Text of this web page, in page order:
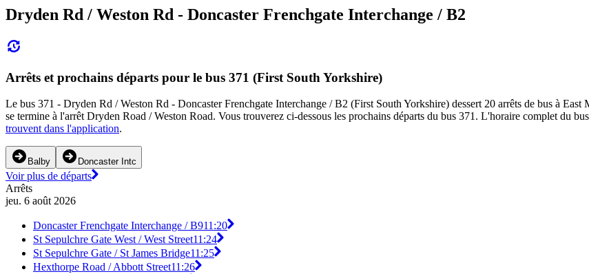
Dryden Rd / Weston Rd - Doncaster Frenchgate Interchange / B2
Arrêts et prochains départs pour le bus 371 (First South Yorkshire)
Le bus 371 - Dryden Rd / Weston Rd - Doncaster Frenchgate Interchange / B2 (First South Yorkshire) dessert 20 arrêts de bus à
se termine à l'arrêt Dryden Road / Weston Road. Vous trouverez ci-dessous les prochains départs du bus 371. L'horaire complet du
trouvent dans l'application.
Balby Doncaster Intc
Voir plus de départs
Arrêts
jeu. 6 août 2026
Doncaster Frenchgate Interchange / B911:20
St Sepulchre Gate West / West Street11:24
St Sepulchre Gate / St James Bridge11:25
Hexthorpe Road / Abbott Street11:26